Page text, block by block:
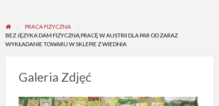
PRACA FIZYCZNA
BEZ JĘZYKA DAM FIZYCZNĄ PRACĘ W AUSTRII DLA PAR OD ZARAZ
WYKŁADANIE TOWARU W SKLEPIE Z WIEDNIA
Galeria Zdjęć